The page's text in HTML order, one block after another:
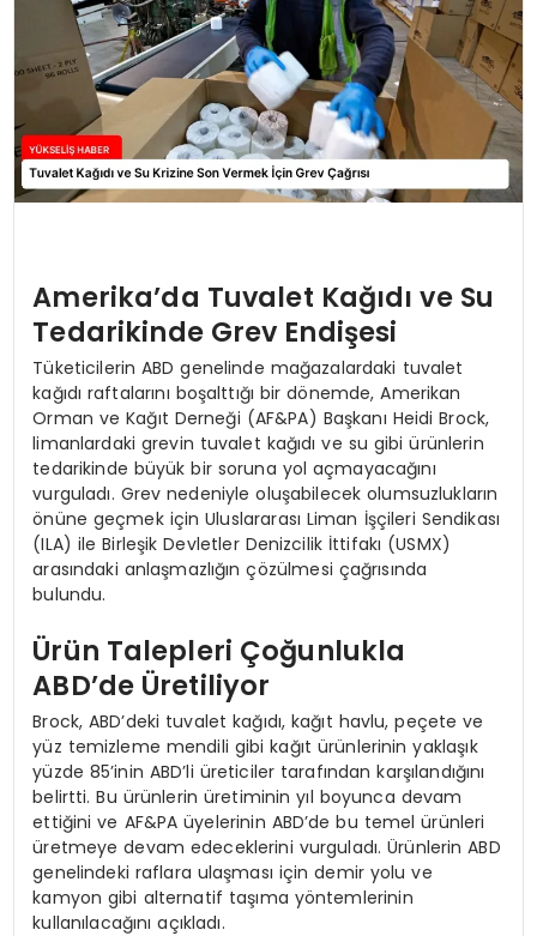
Amerika’da Tuvalet Kağıdı ve Su
Tedarikinde Grev Endişesi
Tüketicilerin ABD genelinde mağazalardaki tuvalet
kağıdı raftalarını boşalttığı bir dönemde, Amerikan
Orman ve Kağıt Derneği (AF&PA) Başkanı Heidi Brock,
limanlardaki grevin tuvalet kağıdı ve su gibi ürünlerin
tedarikinde büyük bir soruna yol açmayacağını
vurguladı. Grev nedeniyle oluşabilecek olumsuzlukların
önüne geçmek için Uluslararası Liman İşçileri Sendikası
(ILA) ile Birleşik Devletler Denizcilik İttifakı (USMX)
arasındaki anlaşmazlığın çözülmesi çağrısında
bulundu.
Ürün Talepleri Çoğunlukla
ABD’de Üretiliyor
Brock, ABD’deki tuvalet kağıdı, kağıt havlu, peçete ve
yüz temizleme mendili gibi kağıt ürünlerinin yaklaşık
yüzde 85’inin ABD’li üreticiler tarafından karşılandığını
belirtti. Bu ürünlerin üretiminin yıl boyunca devam
ettiğini ve AF&PA üyelerinin ABD’de bu temel ürünleri
üretmeye devam edeceklerini vurguladı. Ürünlerin ABD
genelindeki raflara ulaşması için demir yolu ve
kamyon gibi alternatif taşıma yöntemlerinin
kullanılacağını açıkladı.